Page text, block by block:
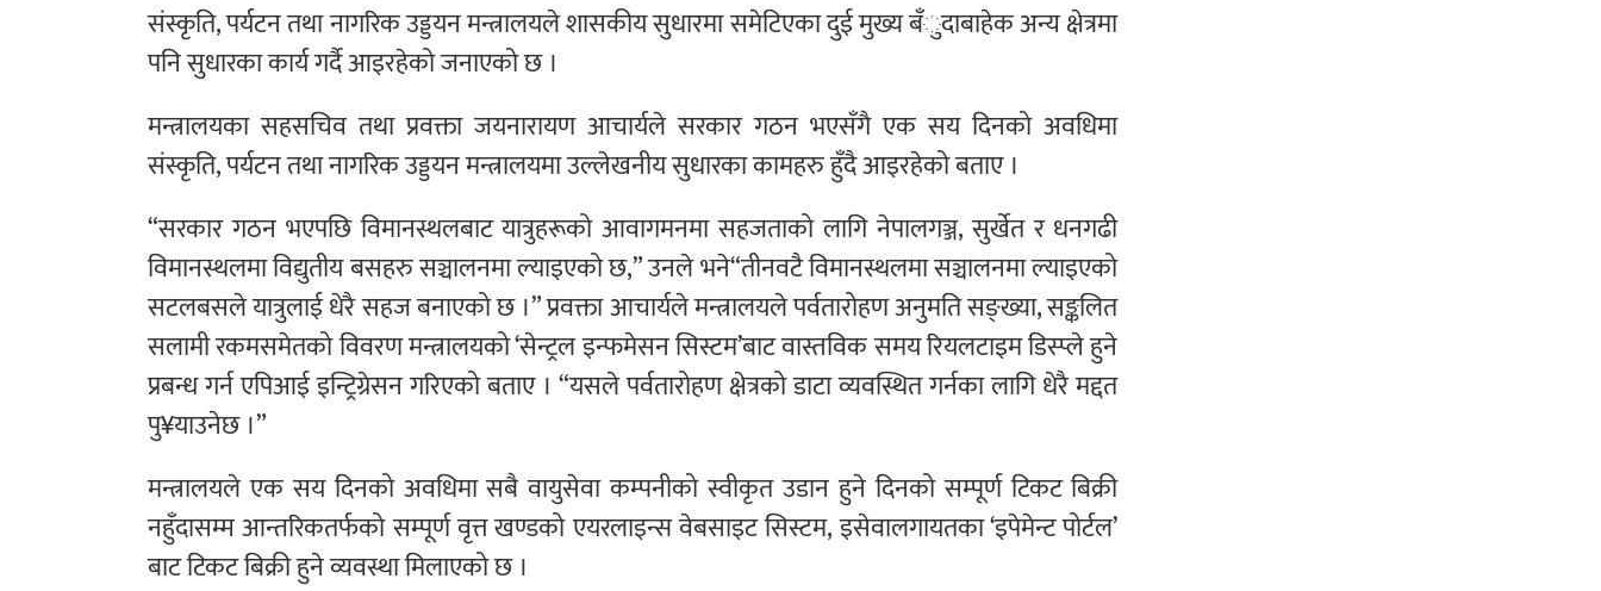
संस्कृति, पर्यटन तथा नागरिक उड्डयन मन्त्रालयले शासकीय सुधारमा समेटिएका दुई मुख्य बँुदाबाहेक अन्य क्षेत्रमा
पनि सुधारका कार्य गर्दै आइरहेको जनाएको छ ।
मन्त्रालयका सहसचिव तथा प्रवक्ता जयनारायण आचार्यले सरकार गठन भएसँगै एक सय दिनको अवधिमा
संस्कृति, पर्यटन तथा नागरिक उड्डयन मन्त्रालयमा उल्लेखनीय सुधारका कामहरु हुँदै आइरहेको बताए ।
“सरकार गठन भएपछि विमानस्थलबाट यात्रुहरूको आवागमनमा सहजताको लागि नेपालगञ्ज, सुर्खेत र धनगढी
विमानस्थलमा विद्युतीय बसहरु सञ्चालनमा ल्याइएको छ,” उनले भने“तीनवटै विमानस्थलमा सञ्चालनमा ल्याइएको
सटलबसले यात्रुलाई धेरै सहज बनाएको छ ।” प्रवक्ता आचार्यले मन्त्रालयले पर्वतारोहण अनुमति सङ्ख्या, सङ्कलित
सलामी रकमसमेतको विवरण मन्त्रालयको ‘सेन्ट्रल इन्फमेसन सिस्टम’बाट वास्तविक समय रियलटाइम डिस्प्ले हुने
प्रबन्ध गर्न एपिआई इन्ट्रिग्रेसन गरिएको बताए । “यसले पर्वतारोहण क्षेत्रको डाटा व्यवस्थित गर्नका लागि धेरै मद्दत
पु¥याउनेछ ।”
मन्त्रालयले एक सय दिनको अवधिमा सबै वायुसेवा कम्पनीको स्वीकृत उडान हुने दिनको सम्पूर्ण टिकट बिक्री
नहुँदासम्म आन्तरिकतर्फको सम्पूर्ण वृत्त खण्डको एयरलाइन्स वेबसाइट सिस्टम, इसेवालगायतका ‘इपेमेन्ट पोर्टल’
बाट टिकट बिक्री हुने व्यवस्था मिलाएको छ ।